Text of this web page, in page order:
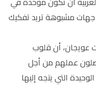
مشبوهة تريد تفكيك
عويجان، أن قلوب
عملهم من أجل
التي يتجه إليها